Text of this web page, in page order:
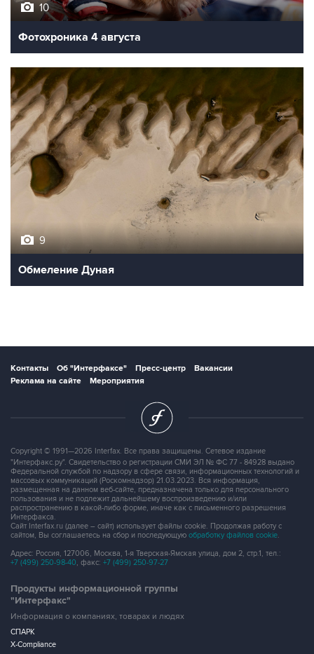
10
Фотохроника 4 августа
9
Обмеление Дуная
Контакты Об "Интерфаксе" Пресс-центр
Вакансии
Реклама на сайте
Мероприятия
Copyright © 1991—2026 Interfax. Все права защищены. Сетевое издание
"Интерфакс.ру". Свидетельство о регистрации СМИ ЭЛ № ФС 77 - 84928 выдано
Федеральной службой по надзору в сфере связи, информационных технологий и
массовых коммуникаций (Роскомнадзор) 21.03.2023. Вся информация,
размещенная на данном веб-сайте, предназначена только для персонального
пользования и не подлежит дальнейшему воспроизведению и/или
распространению в какой-либо форме, иначе как с письменного разрешения
Интерфакса.
Сайт Interfax.ru (далее – сайт) использует файлы cookie. Продолжая работу с
сайтом, Вы соглашаетесь на сбор и последующую обработку файлов cookie.
Адрес: Россия, 127006, Москва, 1-я Тверская-Ямская улица, дом 2, стр.1, тел.:
+7 (499) 250-98-40, факс: +7 (499) 250-97-27
Продукты информационной группы
"Интерфакс"
Информация о компаниях, товарах и людях
СПАРК
X-Compliance